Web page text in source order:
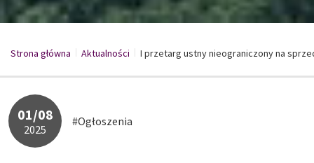
Strona główna /
Aktualności /
I przetarg ustny nieograniczony na
01/08
2025
#Ogłoszenia